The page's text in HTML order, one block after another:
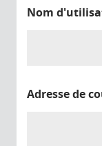
Nom
Adresse de